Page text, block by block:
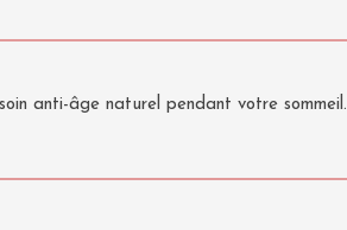
anti-âge naturel pendant votre sommeil.